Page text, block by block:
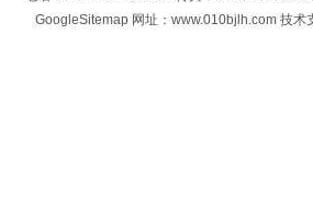
GoogleSitemap 网址：www.010bjlh.com 技